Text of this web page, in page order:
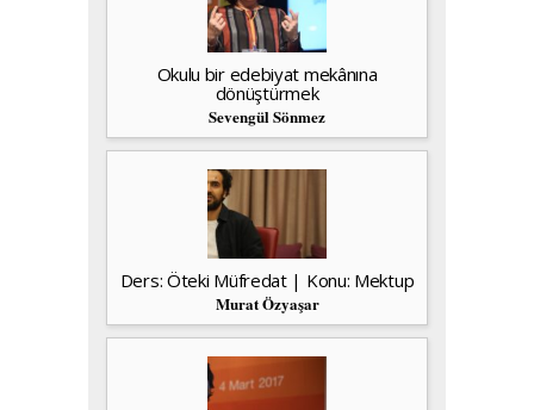
Okulu bir edebiyat mekânına
dönüştürmek
Sevengül Sönmez
Ders: Öteki Müfredat | Konu: Mektup
Murat Özyaşar